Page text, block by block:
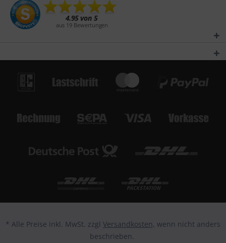
* Alle Preise inkl. MwSt. zzgl Versandkosten, wenn nicht anders
beschrieben.